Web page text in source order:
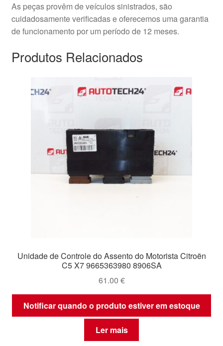
As peças provêm de veículos sinistrados, são
cuidadosamente verificadas e oferecemos uma garantia
de funcionamento por um período de 12 meses.
Produtos Relacionados
Unidade de Controle do Assento do Motorista Citroën
C5 X7 9665363980 8906SA
61.00 €
Notificar quando o produto estiver em estoque
Ler mais